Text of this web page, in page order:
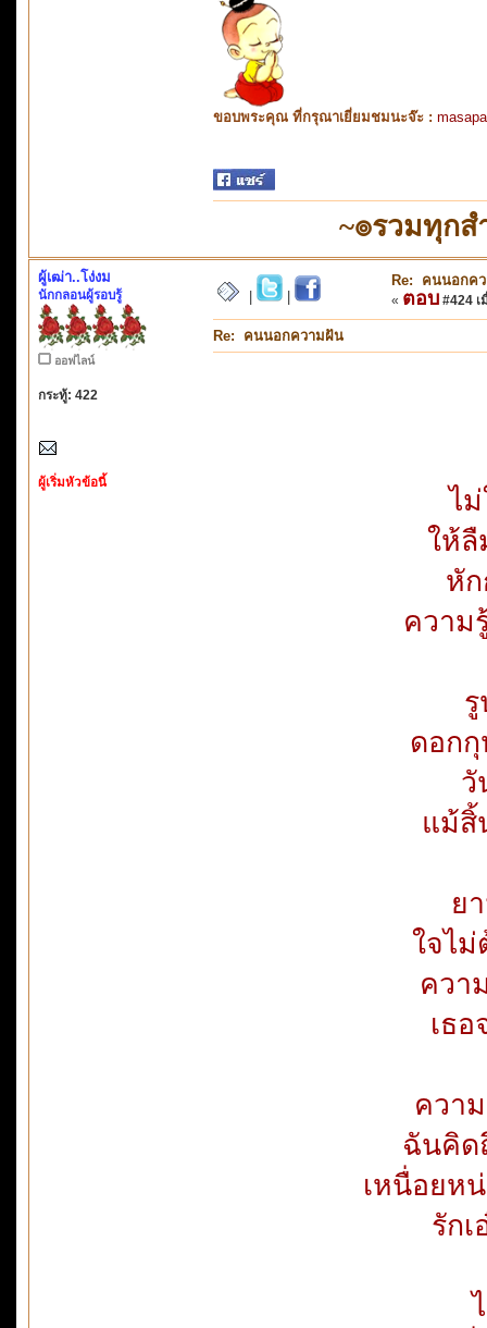
ขอบพระคุณ ที่กรุณาเยี่ยมชมนะจ๊ะ :
~๏รวมทุก
ผู้เฒ่า..โง่งม
นักกลอนผู้รอบรู้
ออฟไลน์
กระทู้: 422
ผู้เริ่มหัวข้อนี้
Re: คนนอกค
« ตอบ #424 เ
Re: คนนอกความฝัน
ไ
ให้
หัก
ความ
รู
ดอกกุ
วั
แม้สิ้
ย
ใจไ
ควา
เธ
ควา
ฉันคิด
เหนื่อยห
รัก